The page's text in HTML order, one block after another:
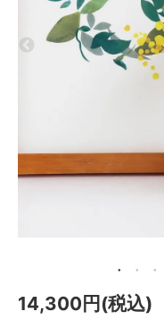
配送料について
Instagram
14,300円(税込)